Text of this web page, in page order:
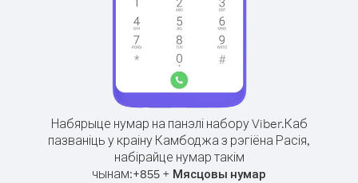
Набярыце нумар на панэлі набору Viber.Каб
пазваніць у краіну Камбоджа з рэгіёна Расія,
набірайце нумар такім
чынам:+855 + Мясцовы нумар